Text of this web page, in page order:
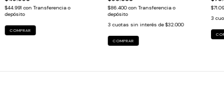
$44.991con Transferencia o
depósito
COMPRAR
$86.400con Transferencia o
depósito
3 cuotas sin interés de$32.000
COMPRAR
3